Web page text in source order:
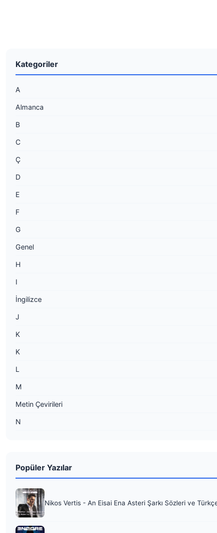
Kategoriler
A
Almanca
B
C
Ç
D
E
F
G
Genel
H
I
İngilizce
J
K
K
L
M
Metin Çevirileri
N
Popüler Yazılar
Nikos Vertis - An Eisai Ena Asteri Şarkı Sözleri ve